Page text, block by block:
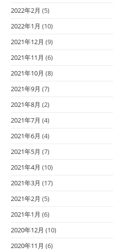
2022年2月 (5)
2022年1月 (10)
2021年12月 (9)
2021年11月 (6)
2021年10月 (8)
2021年9月 (7)
2021年8月 (2)
2021年7月 (4)
2021年6月 (4)
2021年5月 (7)
2021年4月 (10)
2021年3月 (17)
2021年2月 (5)
2021年1月 (6)
2020年12月 (10)
2020年11月 (6)